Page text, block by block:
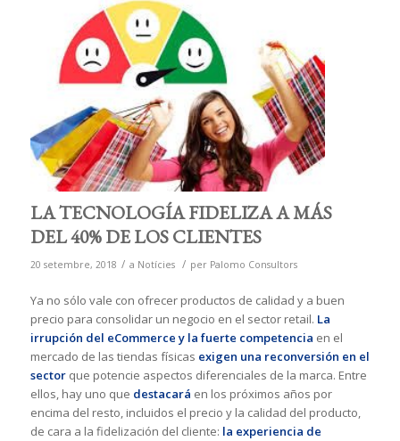
LA TECNOLOGÍA FIDELIZA A MÁS
DEL 40% DE LOS CLIENTES
20 setembre, 2018 / a Notícies / per Palomo Consultors
Ya no sólo vale con ofrecer productos de calidad y a buen
precio para consolidar un negocio en el sector retail. La
irrupción del eCommerce y la fuerte competencia en el
mercado de las tiendas físicas exigen una reconversión en el
sectorque potencie aspectos diferenciales de la marca. Entre
ellos, hay uno que destacará en los próximos años por
encima del resto, incluidos el precio y la calidad del producto,
de cara a la fidelización del cliente: la experiencia de